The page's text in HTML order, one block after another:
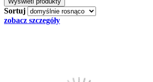
Sortuj
zobacz szczegóły